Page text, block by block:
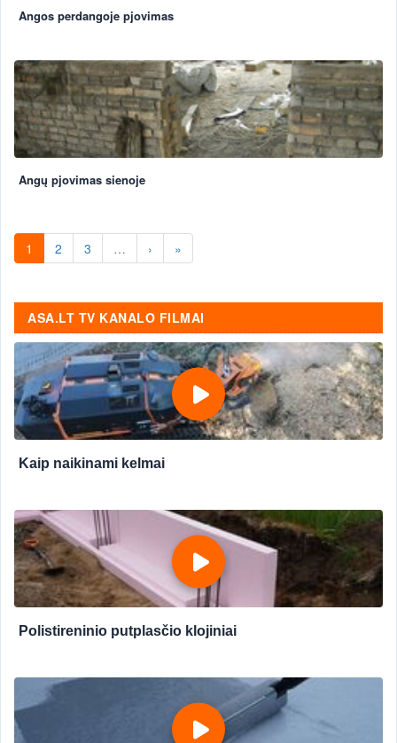
Angos perdangoje pjovimas
Angų pjovimas sienoje
1 2 3 … › »
ASA.LT TV KANALO FILMAI
Kaip naikinami kelmai
Polistireninio putplasčio klojiniai